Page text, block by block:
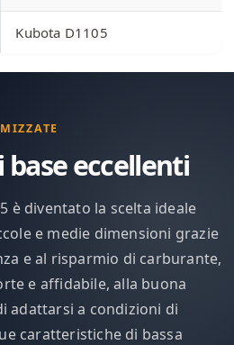
Kubota D1105
base eccellenti
è diventato la scelta ideale
e medie dimensioni grazie
e al risparmio di carburante,
e affidabile, alla buona
adattarsi a condizioni di
caratteristiche di bassa